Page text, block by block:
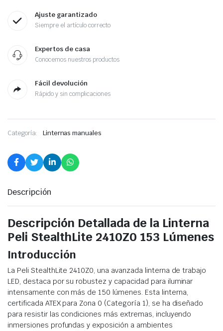
Ajuste garantizado
Siempre el artículo correcto
Expertos de casa
Conocemos nuestros productos
Fácil devolución
Rápido y sin complicaciones
Categoría: Linternas manuales
Descripción
Descripción Detallada de la Linterna
Peli StealthLite 2410Z0 153 Lúmenes
Introducción
La Peli StealthLite 2410Z0, una avanzada linterna de trabajo
LED, destaca por su robustez y capacidad para iluminar
intensamente con más de 150 lúmenes. Esta linterna,
certificada ATEX para Zona 0 (Categoría 1), se ha diseñado
para resistir las condiciones más extremas, incluyendo
inmersiones profundas y exposición a ambientes